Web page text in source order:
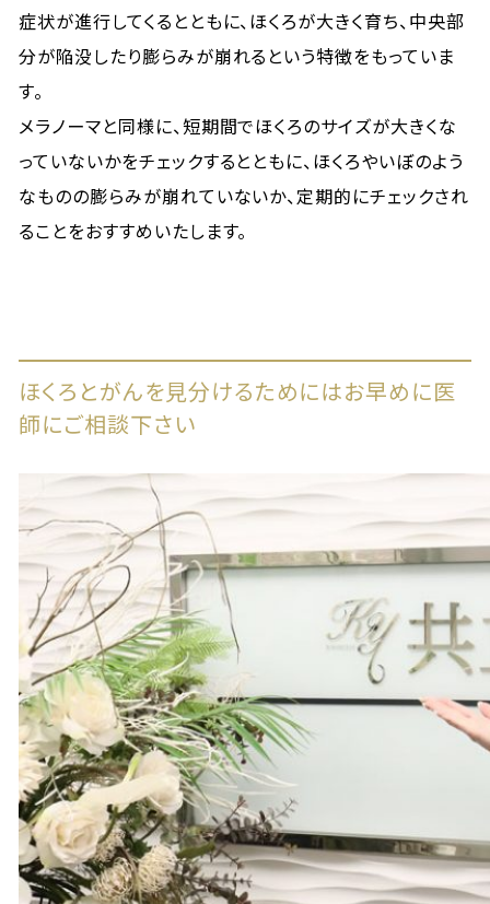
症状が進行してくるとともに、ほくろが大きく育ち、中央部
分が陥没したり膨らみが崩れるという特徴をもっていま
す。
メラノーマと同様に、短期間でほくろのサイズが大きくな
っていないかをチェックするとともに、ほくろやいぼのよう
なものの膨らみが崩れていないか、定期的にチェックされ
ることをおすすめいたします。
ほくろとがんを見分けるためにはお早めに医
師にご相談下さい